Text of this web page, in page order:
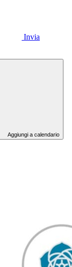
Invia
Aggiungi a calendario